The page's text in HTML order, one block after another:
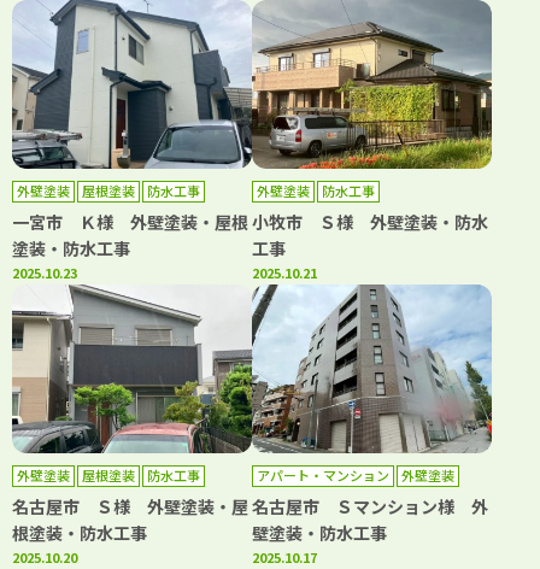
外壁塗装 屋根塗装 防水工事
一宮市 Ｋ様 外壁塗装・屋根
塗装・防水工事
2025.10.23
外壁塗装 防水工事
小牧市 Ｓ様 外壁塗装・防水
工事
2025.10.21
外壁塗装 屋根塗装 防水工事
名古屋市 Ｓ様 外壁塗装・屋
根塗装・防水工事
2025.10.20
アパート・マンション
外壁塗装
防水工事
名古屋市 Ｓマンション様 外
壁塗装・防水工事
2025.10.17